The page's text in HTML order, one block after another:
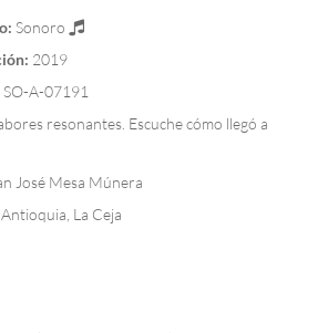
Sonoro
2019
SO-A-07191
resonantes. Escuche cómo llegó a
José Mesa Múnera
La Ceja